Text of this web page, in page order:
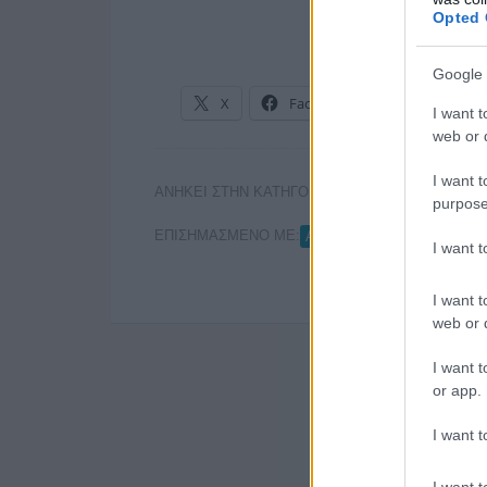
Opted
Google
I want
web or
I want
I want
I want
web or
I want
or app.
I want
X Facebook LinkedIn
ΑΝΗΚΕΙ ΣΤΗΝ ΚΑΤΗΓΟΡΙΑ:
ΕΠΙΣΗΜΑΣΜΕΝΟ ΜΕ: ATTICA TV